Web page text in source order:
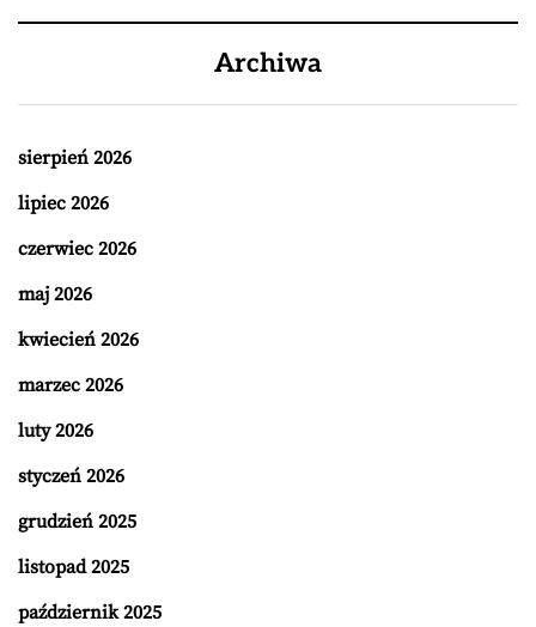
Archiwa
sierpień 2026
lipiec 2026
czerwiec 2026
maj 2026
kwiecień 2026
marzec 2026
luty 2026
styczeń 2026
grudzień 2025
listopad 2025
październik 2025